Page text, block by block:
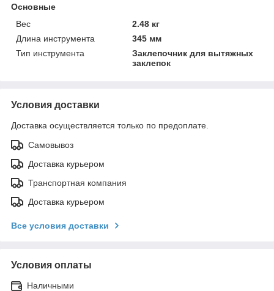
Основные
Вес
2.48 кг
Длина инструмента
345 мм
Тип инструмента
Заклепочник для вытяжных
заклепок
Условия доставки
Доставка осуществляется только по предоплате.
Самовывоз
Доставка курьером
Транспортная компания
Доставка курьером
Все условия доставки
Условия оплаты
Наличными